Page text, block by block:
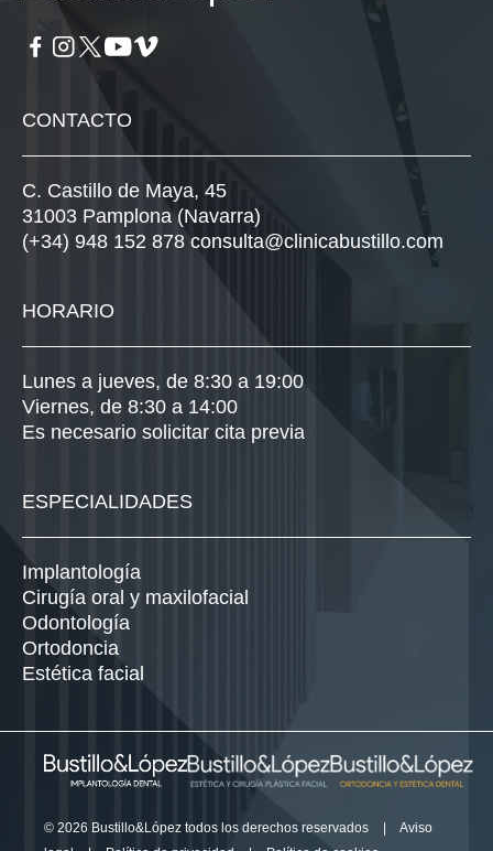
CONTACTO
C. Castillo de Maya, 45
31003 Pamplona (Navarra)
(+34) 948 152 878 consulta@clinicabustillo.com
HORARIO
Lunes a jueves, de 8:30 a 19:00
Viernes, de 8:30 a 14:00
Es necesario solicitar cita previa
ESPECIALIDADES
Implantología
Cirugía oral y maxilofacial
Odontología
Ortodoncia
Estética facial
© 2026 Bustillo&López todos los derechos reservados
Aviso